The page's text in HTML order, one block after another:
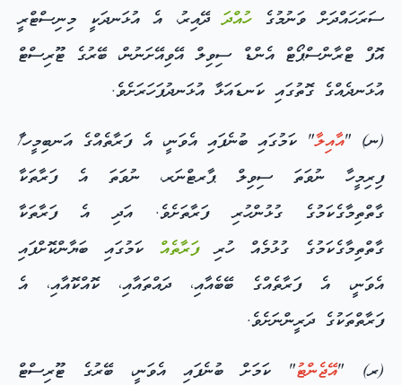
ސަރަހައްދަށް ވަނުމުގެހުއްދަދޭއިރު، އެ އުޅަނދަކީ މިނިސްޓްރީ
އޮފް ޓްރާންސްޕޯޓް އެންޑް ސިވިލް އޭވިއޭށަނުން، ބޭރުގެ ޓޫރިސްޓް
އުޅަނދެއްގެ ގޮތުގައި ކަނޑައަޅާ އުޅަނދުފަހަރަށެވެ.
(ނ) "އާއިލާ" ކަމުގައި ބުނެފައި އެވަނީ، އެ ފަރާތެއްގެ އަނބިމީހ/ާ
ފިރިމީހާ ނުވަތަ ސިވިލް ޕާރޓްނަރ، ނުވަތަ އެ ފަރާތަކާ
ގާތްތިމާގެކަމުގެ ގުޅުންހުރި ފަރާތަށެވެ. އަދި އެ ފަރާތަކާ
ގާތްތިމާގެކަމުގެ ގުޅުމެއް ހުރިފަރާތެއް ކަމުގައި ބަޔާންކޮށްފައި
އެވަނީ، އެ ފަރާތެއްގެ ބޭބެއާއި، ދައްތައާއި، ކޮއްކޮއާއި، އެ
ފަރާތްތަކުގެ ދަރީންނަށެވެ.
(ރ) "އޭޖެންޓު" ކަމަށް ބުނެފައި އެވަނީ، ބޭރުގެ ޓޫރިސްޓް